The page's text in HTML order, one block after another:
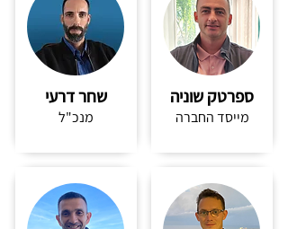
ספרטק שוניה
מייסד החברה
שחר דרעי
מנכ"ל